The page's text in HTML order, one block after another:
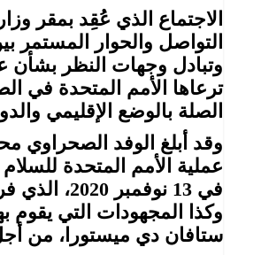
الاجتماع الذي عُقِد بمقر
التواصل والحوار
وتبادل وجهات النظر بشأن
ترعاها الأمم المتحدة في
الصلة بالوضع الإقليمي
وقد أبلغ الوفد الصحراوي
عملية الأمم المتحدة
في 13
وكذا المجهودات التي يقوم
ستافان دي ميستورا، من